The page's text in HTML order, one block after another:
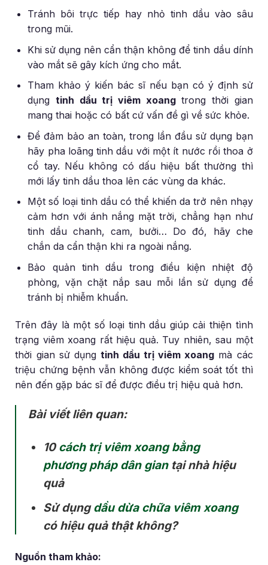
Tránh bôi trực tiếp hay nhỏ tinh dầu vào sâu
trong mũi.
Khi sử dụng nên cẩn thận không để tinh dầu dính
vào mắt sẽ gây kích ứng cho mắt.
Tham khảo ý kiến bác sĩ nếu bạn có ý định sử
dụng tinh dầu trị viêm xoangtrong thời gian
mang thai hoặc có bất cứ vấn đề gì về sức khỏe.
Để đảm bảo an toàn, trong lần đầu sử dụng bạn
hãy pha loãng tinh dầu với một ít nước rồi thoa ở
cổ tay. Nếu không có dấu hiệu bất thường thì
mới lấy tinh dầu thoa lên các vùng da khác.
Một số loại tinh dầu có thể khiến da trở nên nhạy
cảm hơn với ánh nắng mặt trời, chẳng hạn như
tinh dầu chanh, cam, bưởi… Do đó, hãy che
chắn da cẩn thận khi ra ngoài nắng.
Bảo quản tinh dầu trong điều kiện nhiệt độ
phòng, vặn chặt nắp sau mỗi lần sử dụng để
tránh bị nhiễm khuẩn.
Trên đây là một số loại tinh dầu giúp cải thiện tình
trạng viêm xoang rất hiệu quả. Tuy nhiên, sau một
thời gian sử dụng tinh dầu trị viêm xoang mà các
triệu chứng bệnh vẫn không được kiểm soát tốt thì
nên đến gặp bác sĩ để được điều trị hiệu quả hơn.
Bài viết liên quan:
10cách trị viêm xoang bằng
phương pháp dân giantại nhà hiệu
quả
Sử dụngdầu dừa chữa viêm xoang
có hiệu quả thật không?
Nguồn tham khảo: